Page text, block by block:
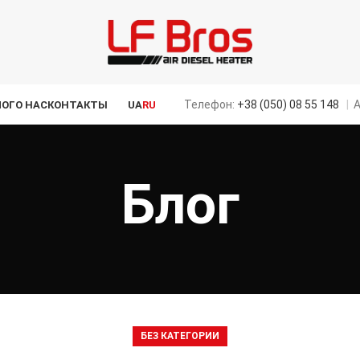
О НАСКОНТАКТЫ UARU Телефон: +38 (050) 08 55 148
Блог
БЕЗ КАТЕГОРИИ